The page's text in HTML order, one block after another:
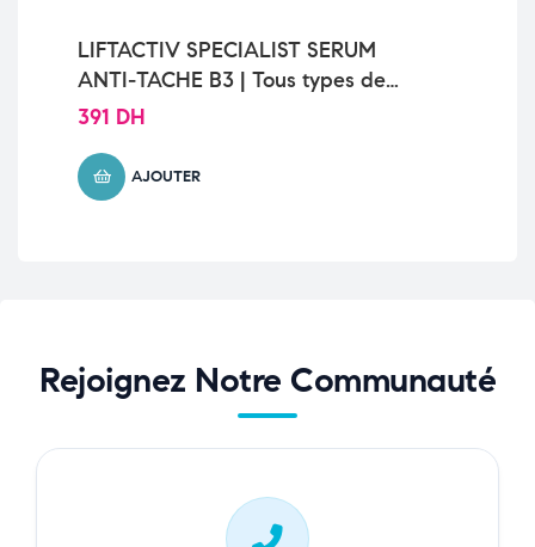
LIFTACTIV SPECIALIST SERUM
ANTI-TACHE B3 | Tous types de
peaux | 30ml
391 DH
AJOUTER
Rejoignez Notre Communauté